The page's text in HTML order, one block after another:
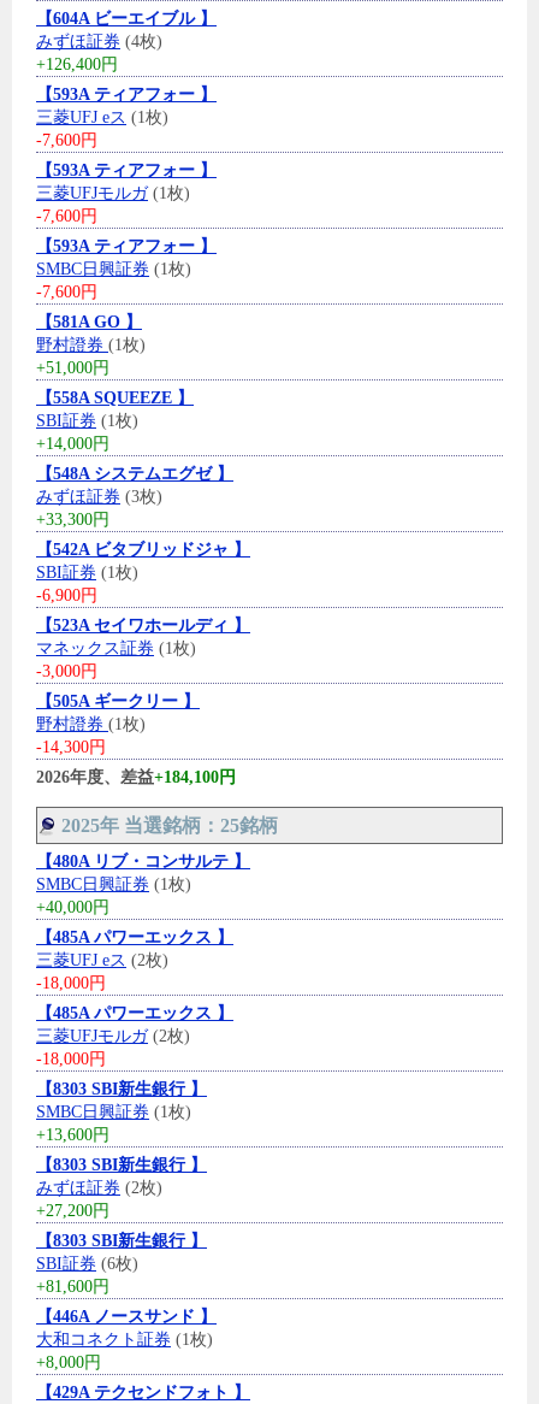
【604A ビーエイブル 】
みずほ証券 (4枚)
+126,400円
【593A ティアフォー 】
三菱UFJ eス (1枚)
-7,600円
【593A ティアフォー 】
三菱UFJモルガ(1枚)
-7,600円
【593A ティアフォー 】
SMBC日興証券 (1枚)
-7,600円
【581A GO 】
野村證券 (1枚)
+51,000円
【558A SQUEEZE 】
SBI証券 (1枚)
+14,000円
【548A システムエグゼ 】
みずほ証券 (3枚)
+33,300円
【542A ビタブリッドジャ 】
SBI証券 (1枚)
-6,900円
【523A セイワホールディ 】
マネックス証券 (1枚)
-3,000円
【505A ギークリー 】
野村證券 (1枚)
-14,300円
2026年度、差益+184,100円
2025年 当選銘柄：25銘柄
【480A リブ・コンサルテ 】
SMBC日興証券 (1枚)
+40,000円
【485A パワーエックス 】
三菱UFJ eス (2枚)
-18,000円
【485A パワーエックス 】
三菱UFJモルガ(2枚)
-18,000円
【8303 SBI新生銀行 】
SMBC日興証券 (1枚)
+13,600円
【8303 SBI新生銀行 】
みずほ証券 (2枚)
+27,200円
【8303 SBI新生銀行 】
SBI証券 (6枚)
+81,600円
【446A ノースサンド 】
大和コネクト証券 (1枚)
+8,000円
【429A テクセンドフォト 】